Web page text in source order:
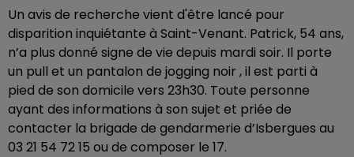
Un avis de recherche vient d'être lancé pour
disparition inquiétante à Saint-Venant. Patrick, 54 ans,
n’a plus donné signe de vie depuis mardi soir. Il porte
un pull et un pantalon de jogging noir , il est parti à
pied de son domicile vers 23h30. Toute personne
ayant des informations à son sujet et priée de
contacter la brigade de gendarmerie d’Isbergues au
03 21 54 72 15 ou de composer le 17.